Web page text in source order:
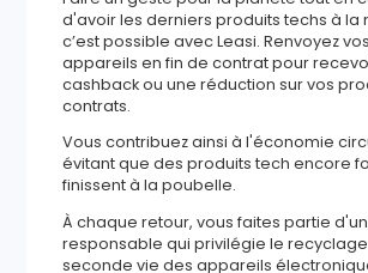
d'avoir les derniers produits techs à la
c’est possible avec Leasi. Renvoyez
appareils en fin de contrat pour
cashback ou une réduction sur vos
contrats.
Vous contribuez ainsi à l'économie
évitant que des produits tech encore
finissent à la poubelle.
À chaque retour, vous faites partie
responsable qui privilégie le
seconde vie des appareils